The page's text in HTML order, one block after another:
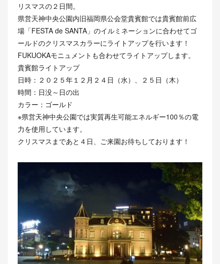
リスマスの２日間。
県営天神中央公園内旧福岡県公会堂貴賓館では貴賓館前広
場「FESTA de SANTA」のイルミネーションに合わせてゴ
ールドのクリスマスカラーにライトアップを行います！
FUKUOKAモニュメントも合わせてライトアップします。
貴賓館ライトアップ
日時：２０２５年１２月２４日（水）、２５日（木）
時間：日没～日の出
カラー：ゴールド
※県営天神中央公園では実質再生可能エネルギー100％の電
力を使用しています。
クリスマスまであと４日、ご来園お待ちしております！